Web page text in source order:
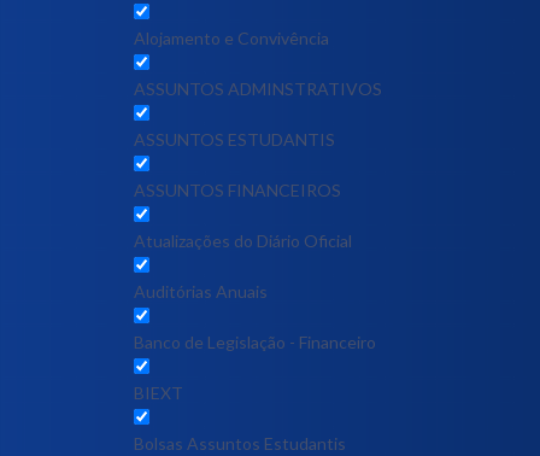
Alojamento e Convivência
ASSUNTOS ADMINSTRATIVOS
ASSUNTOS ESTUDANTIS
ASSUNTOS FINANCEIROS
Atualizações do Diário Oficial
Auditórias Anuais
Banco de Legislação - Financeiro
BIEXT
Bolsas Assuntos Estudantis